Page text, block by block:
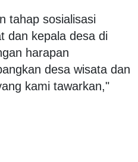
tahap sosialisasi
dan kepala desa di
harapan
desa wisata dan
kami tawarkan,"